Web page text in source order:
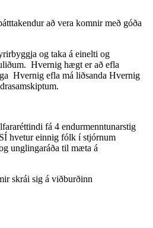
að vera komnir með góða
og taka á einelti og
Hvernig hægt er að efla
Hvernig efla má liðsanda Hvernig
fá 4 endurmenntunarstig
hvetur einnig fólk í stjórnum
unglingaráða til mæta á
skrái sig á viðburðinn